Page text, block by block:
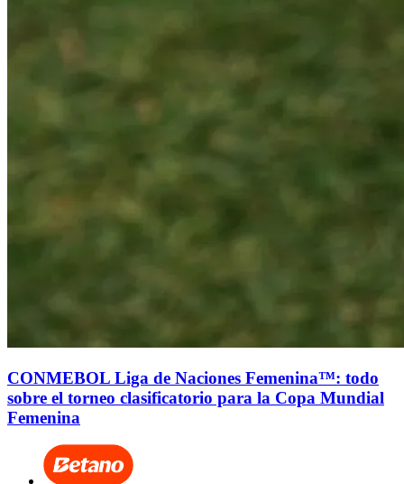
CONMEBOL Liga de Naciones Femenina™: todo
sobre el torneo clasificatorio para la Copa Mundial
Femenina